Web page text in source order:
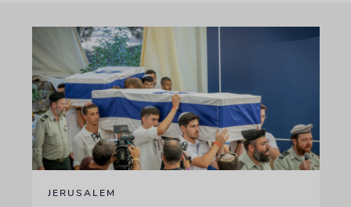
JERUSALEM